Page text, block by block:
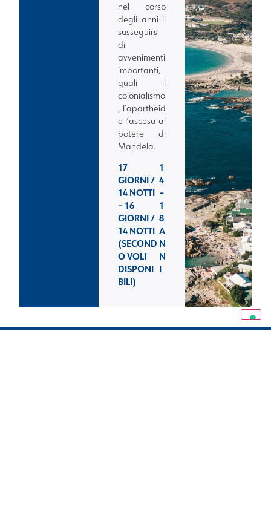
nel corso
degli anni il
susseguirsi
di
avvenimenti
importanti,
quali il
colonialismo
, l’apartheid
e l’ascesa al
potere di
Mandela.
17
GIORNI /
14 NOTTI
– 16
GIORNI /
14 NOTTI
(SECOND
O VOLI
DISPONI
BILI)
1
4
–
1
8
A
N
N
I